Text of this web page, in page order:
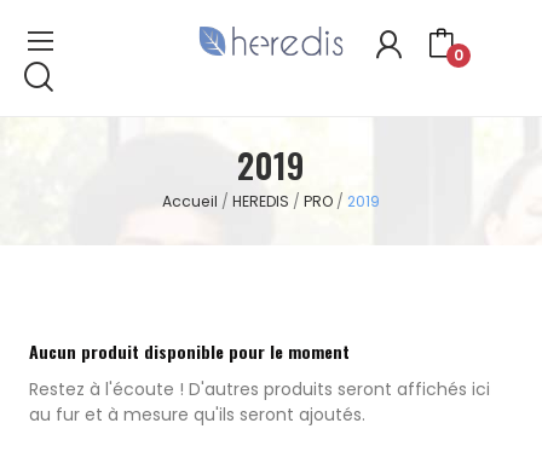
0
2019
Accueil HEREDIS PRO 2019
Aucun produit disponible pour le moment
Restez à l'écoute ! D'autres produits seront affichés ici
au fur et à mesure qu'ils seront ajoutés.